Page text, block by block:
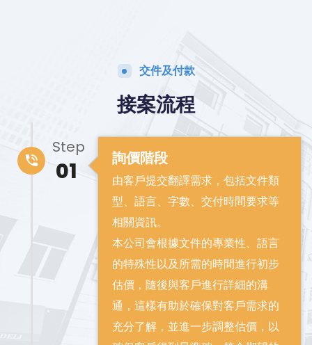
交件及付款
接案流程
詢價階段
由客戶提交翻譯需求，包括文件類
型、語言、字數、交付時間要求等
相關資訊。
本公司會根據文件的專業性、語言
的特殊性以及所需的時間進行初步
估價，隨後與客戶進行詳細的溝
通，這樣有助於確保對客戶需求的
充分了解，並進一步調整估價，以
Step
01